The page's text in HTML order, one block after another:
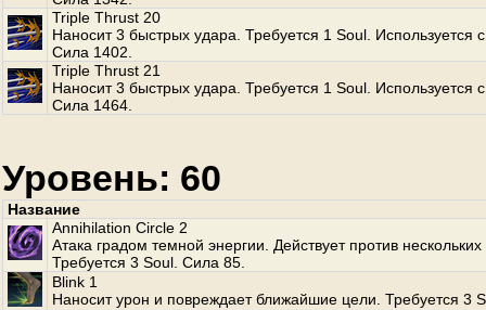
Triple Thrust 20
Наносит 3 быстрых удара. Требуется 1 Soul. Используется
Сила 1402.
Triple Thrust 21
Наносит 3 быстрых удара. Требуется 1 Soul. Используется
Сила 1464.
Уровень: 60
Название
Annihilation Circle 2
Атака градом темной энергии. Действует против
Требуется 3 Soul. Сила 85.
Blink 1
Наносит урон и повреждает ближайшие цели. Требуется 3